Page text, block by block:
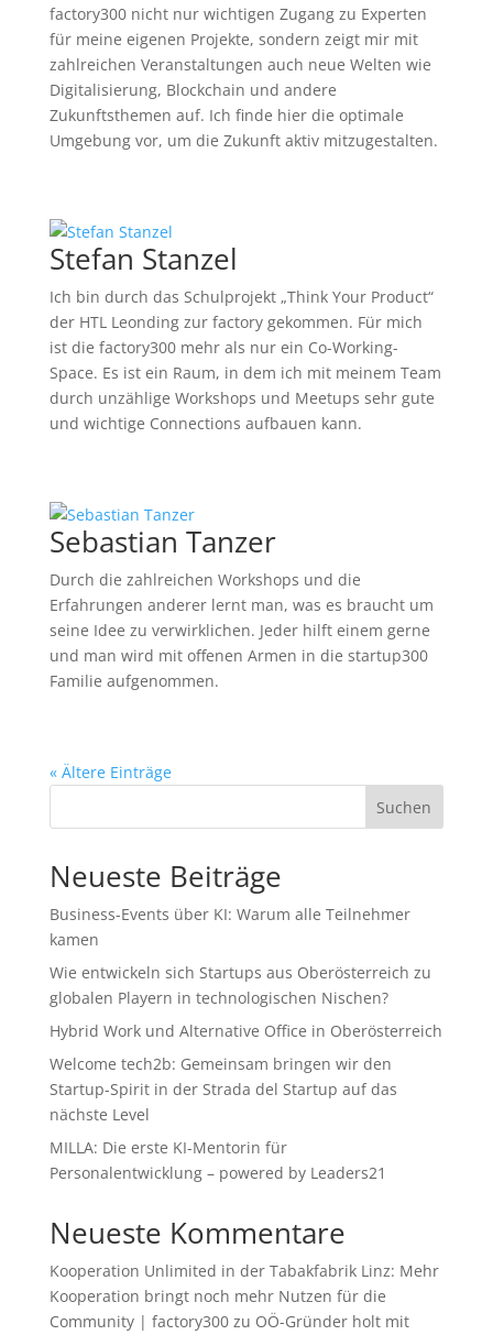
factory300 nicht nur wichtigen Zugang zu Experten
für meine eigenen Projekte, sondern zeigt mir mit
zahlreichen Veranstaltungen auch neue Welten wie
Digitalisierung, Blockchain und andere
Zukunftsthemen auf. Ich finde hier die optimale
Umgebung vor, um die Zukunft aktiv mitzugestalten.
Stefan Stanzel
Ich bin durch das Schulprojekt „Think Your Product“
der HTL Leonding zur factory gekommen. Für mich
ist die factory300 mehr als nur ein Co-Working-
Space. Es ist ein Raum, in dem ich mit meinem Team
durch unzählige Workshops und Meetups sehr gute
und wichtige Connections aufbauen kann.
Sebastian Tanzer
Durch die zahlreichen Workshops und die
Erfahrungen anderer lernt man, was es braucht um
seine Idee zu verwirklichen. Jeder hilft einem gerne
und man wird mit offenen Armen in die startup300
Familie aufgenommen.
« Ältere Einträge
Suchen
Neueste Beiträge
Business-Events über KI: Warum alle Teilnehmer
kamen
Wie entwickeln sich Startups aus Oberösterreich zu
globalen Playern in technologischen Nischen?
Hybrid Work und Alternative Office in Oberösterreich
Welcome tech2b: Gemeinsam bringen wir den
Startup-Spirit in der Strada del Startup auf das
nächste Level
MILLA: Die erste KI-Mentorin für
Personalentwicklung – powered by Leaders21
Neueste Kommentare
Kooperation Unlimited in der Tabakfabrik Linz: Mehr
Kooperation bringt noch mehr Nutzen für die
Community | factory300zu OÖ-Gründer holt mit